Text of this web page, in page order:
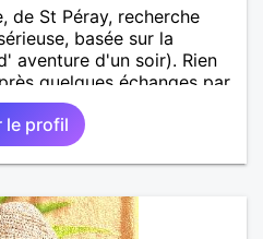
de St Péray, recherche
basée sur la
aventure d'un soir). Rien
quelques échanges par
y a un feeling entre les
Au plaisir de se
le profil